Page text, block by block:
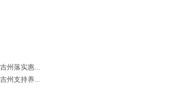
州落实惠...
州支持养...